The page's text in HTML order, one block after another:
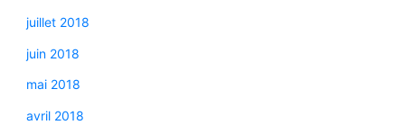
juillet 2018
juin 2018
mai 2018
avril 2018